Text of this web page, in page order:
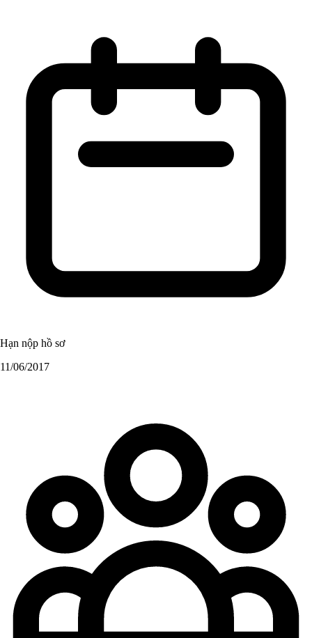
Hạn nộp hồ sơ
11/06/2017